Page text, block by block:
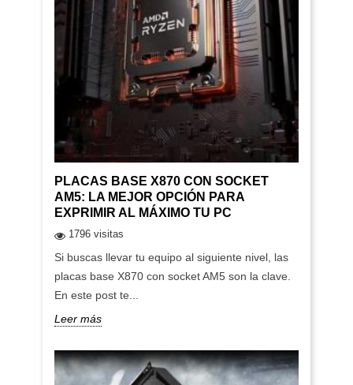
PLACAS BASE X870 CON SOCKET
AM5: LA MEJOR OPCIÓN PARA
EXPRIMIR AL MÁXIMO TU PC
1796 visitas
Si buscas llevar tu equipo al siguiente nivel, las
placas base X870 con socket AM5 son la clave.
En este post te...
Leer más